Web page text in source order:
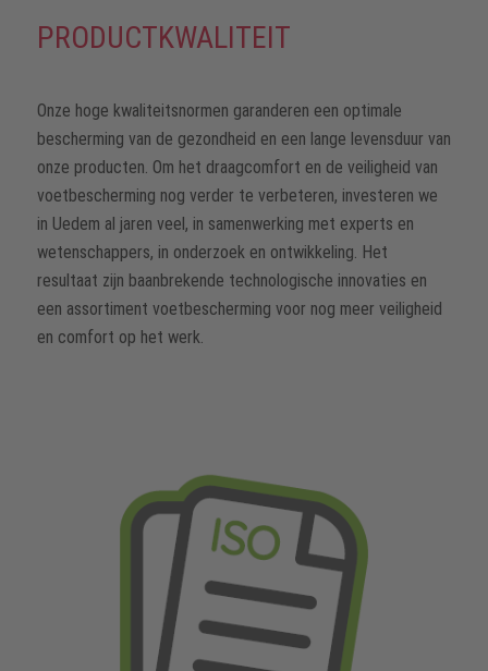
PRODUCTKWALITEIT
Onze hoge kwaliteitsnormen garanderen een optimale
bescherming van de gezondheid en een lange levensduur van
onze producten. Om het draagcomfort en de veiligheid van
voetbescherming nog verder te verbeteren, investeren we
in Uedem al jaren veel, in samenwerking met experts en
wetenschappers, in onderzoek en ontwikkeling. Het
resultaat zijn baanbrekende technologische innovaties en
een assortiment voetbescherming voor nog meer veiligheid
en comfort op het werk.